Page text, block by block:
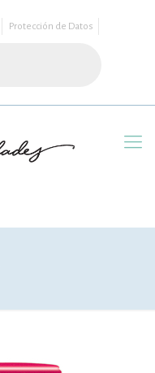
Protección de Datos